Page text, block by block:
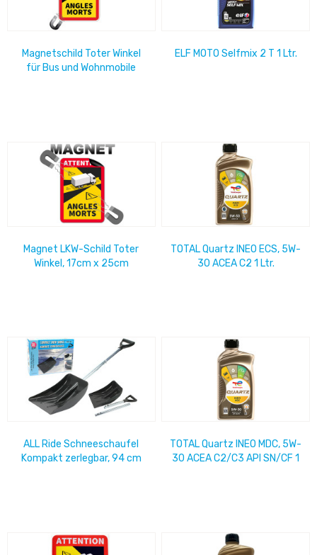
Magnetschild Toter Winkel
für Bus und Wohnmobile
ELF MOTO Selfmix 2 T 1 Ltr.
Magnet LKW-Schild Toter
Winkel, 17cm x 25cm
TOTAL Quartz INEO ECS, 5W-
30 ACEA C2 1 Ltr.
ALL Ride Schneeschaufel
Kompakt zerlegbar, 94 cm
TOTAL Quartz INEO MDC, 5W-
30 ACEA C2/C3 API SN/CF 1